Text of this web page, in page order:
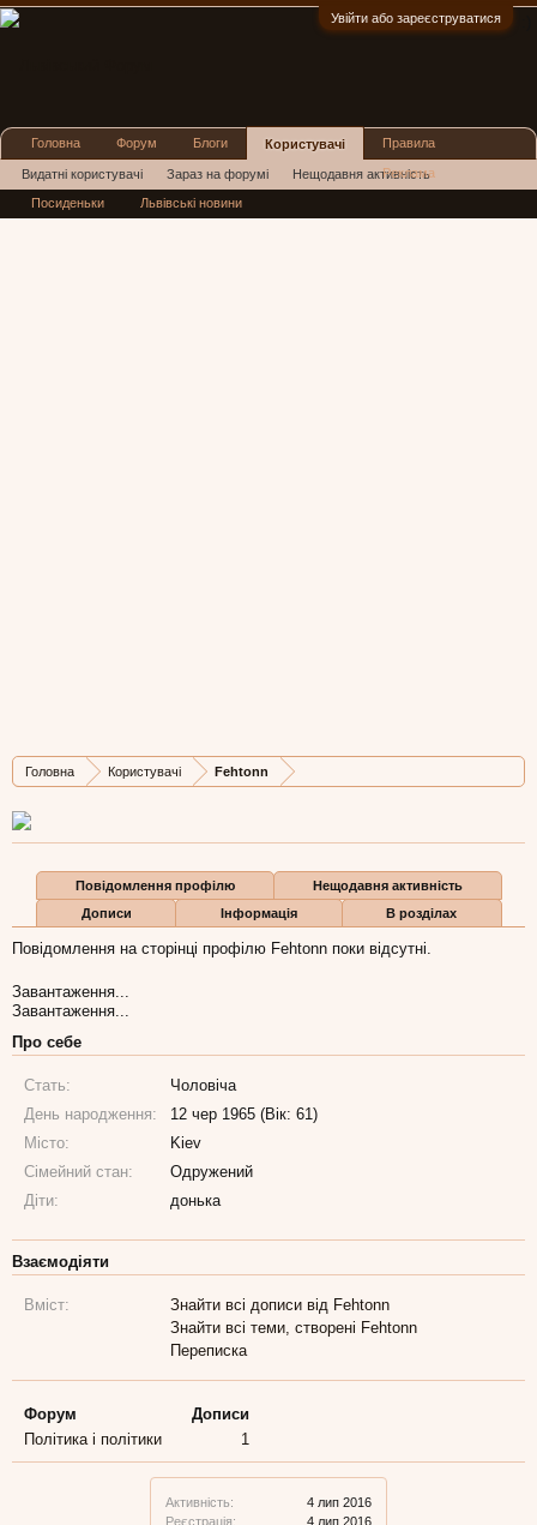
Увійти або зареєструватися
Головна Користувачі Fehtonn
Активність:
4 лип 2016
Реєстрація:
4 лип 2016
Дописів
1
Карма Бали
1
Повідомлення профілю
Нещодавня активність
Дописи
Інформація В розділах
Повідомлення на сторінці профілю Fehtonn поки відсутні.
Завантаження...
Завантаження...
Про себе
Стать:
Чоловіча
День народження:
12 чер 1965 (Вік: 61)
Місто:
Kiev
Сімейний стан:
Одружений
Діти:
донька
Взаємодіяти
Вміст:
Знайти всі дописи від Fehtonn
Знайти всі теми, створені Fehtonn
Переписка
Форум
Дописи
Політика і політики
1
Головна Форум Блоги Користувачі
Видатні користувачі Зараз на форумі Нещодавня активність
Нові повідомлення профілю
Правила
Реклама
Посиденьки Львівські новини